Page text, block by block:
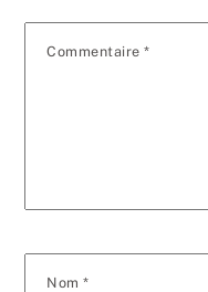
Commentaire*
Nom*